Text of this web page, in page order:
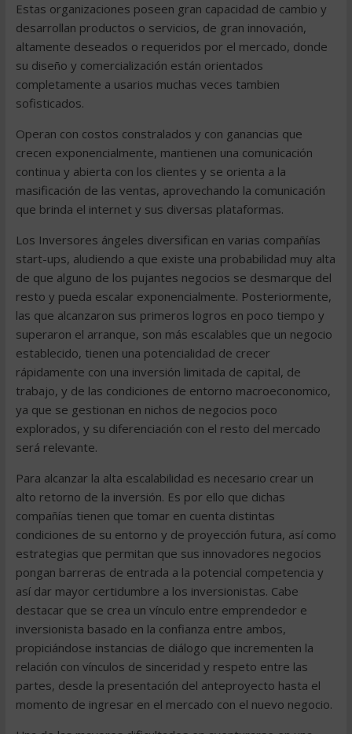
Estas organizaciones poseen gran capacidad de cambio y
desarrollan productos o servicios, de gran innovación,
altamente deseados o requeridos por el mercado, donde
su diseño y comercialización están orientados
completamente a usarios muchas veces tambien
sofisticados.
Operan con costos constralados y con ganancias que
crecen exponencialmente, mantienen una comunicación
continua y abierta con los clientes y se orienta a la
masificación de las ventas, aprovechando la comunicación
que brinda el internet y sus diversas plataformas.
Los Inversores ángeles diversifican en varias compañías
start-ups, aludiendo a que existe una probabilidad muy alta
de que alguno de los pujantes negocios se desmarque del
resto y pueda escalar exponencialmente. Posteriormente,
las que alcanzaron sus primeros logros en poco tiempo y
superaron el arranque, son más escalables que un negocio
establecido, tienen una potencialidad de crecer
rápidamente con una inversión limitada de capital, de
trabajo, y de las condiciones de entorno macroeconomico,
ya que se gestionan en nichos de negocios poco
explorados, y su diferenciación con el resto del mercado
será relevante.
Para alcanzar la alta escalabilidad es necesario crear un
alto retorno de la inversión. Es por ello que dichas
compañías tienen que tomar en cuenta distintas
condiciones de su entorno y de proyección futura, así como
estrategias que permitan que sus innovadores negocios
pongan barreras de entrada a la potencial competencia y
así dar mayor certidumbre a los inversionistas. Cabe
destacar que se crea un vínculo entre emprendedor e
inversionista basado en la confianza entre ambos,
propiciándose instancias de diálogo que incrementen la
relación con vínculos de sinceridad y respeto entre las
partes, desde la presentación del anteproyecto hasta el
momento de ingresar en el mercado con el nuevo negocio.